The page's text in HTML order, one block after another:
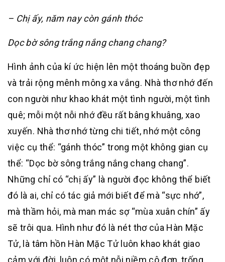
– Chị ấy, năm nay còn gánh thóc
Dọc bờ sông trắng nắng chang chang?
Hình ảnh của kí ức hiện lên một thoáng buồn đẹp
và trải rộng mênh mông xa vắng. Nhà thơ nhớ đến
con người như khao khát một tình người, một tình
quê; mỗi một nỗi nhớ đều rất bâng khuâng, xao
xuyến. Nhà thơ nhớ từng chi tiết, nhớ một công
việc cụ thể: “gánh thóc” trong một không gian cụ
thể: “Dọc bờ sông trắng nắng chang chang”.
Những chỉ có “chị ấy” là người đọc không thể biết
đó là ai, chỉ có tác giả mới biết để mà “sực nhớ”,
mà thầm hỏi, mà man mác sợ “mùa xuân chín” ấy
sẽ trôi qua. Hình như đó là nét thơ của Hàn Mặc
Tử, là tâm hồn Hàn Mặc Tử luôn khao khát giao
cảm với đời, luôn có một nỗi niềm cô đơn, trống